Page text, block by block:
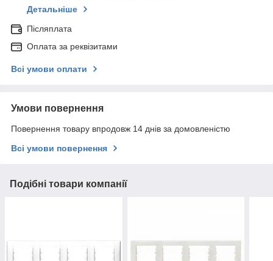
Детальніше
Післяплата
Оплата за реквізитами
Всі умови оплати
Умови повернення
Повернення товару впродовж 14 днів за домовленістю
Всі умови повернення
Подібні товари компанії